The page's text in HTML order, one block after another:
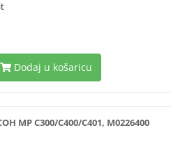
Dodaj u košaricu
MP C300/C400/C401, M0226400